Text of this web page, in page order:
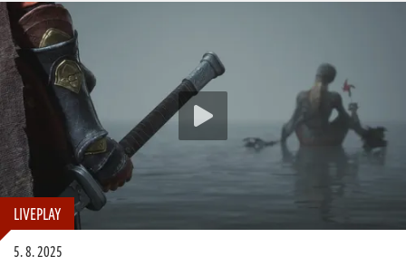
LIVEPLAY
5. 8. 2025